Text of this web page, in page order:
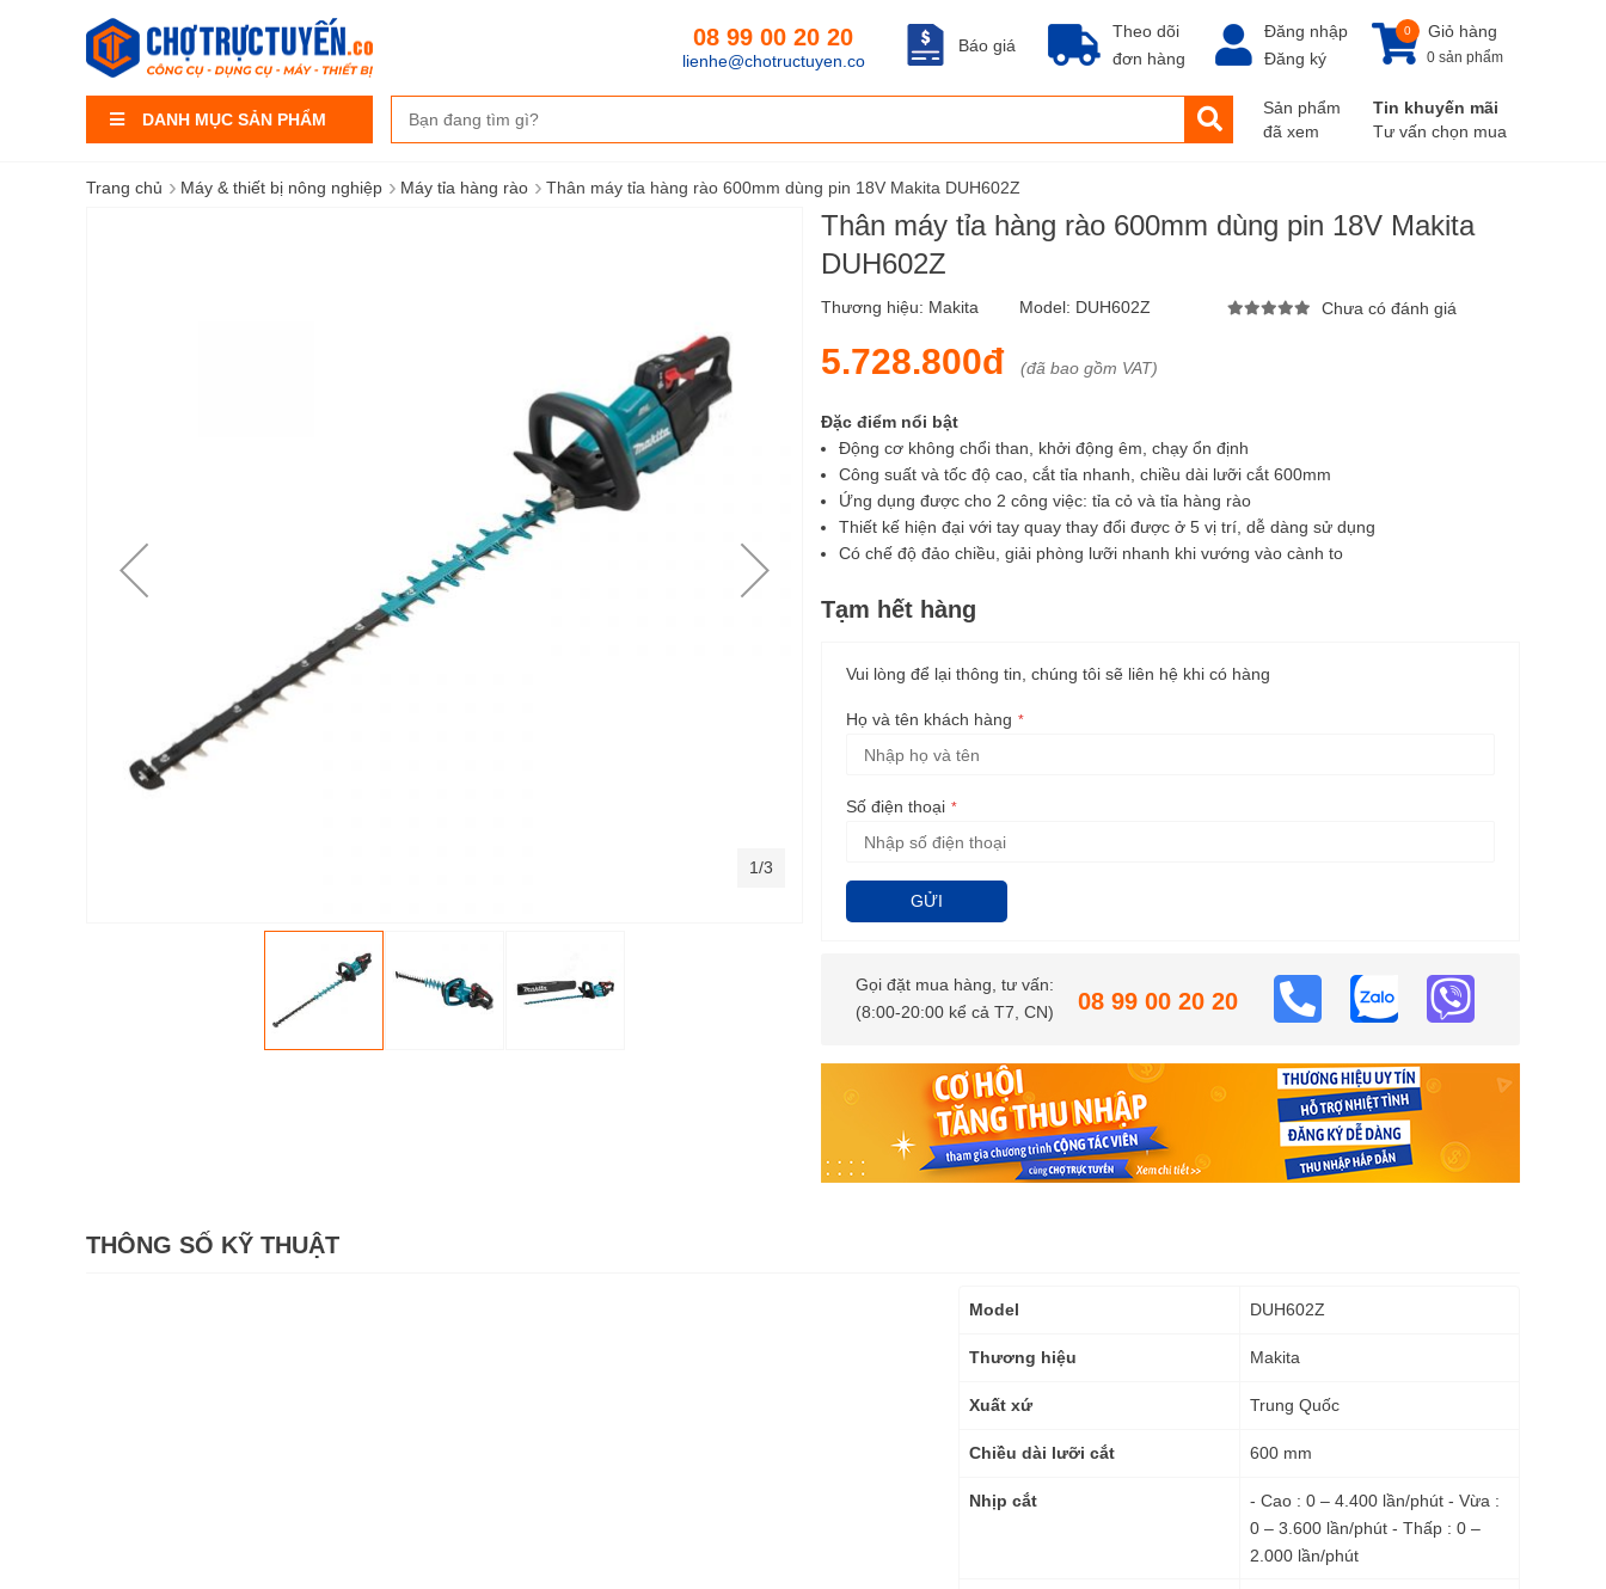
DANH MỤC SẢN PHẨM
Theo dõi
đơn hàng
Báo giá
08 99 00 20 20
lienhe@chotructuyen.co
Đăng nhập
Đăng ký
Giỏ hàng
0
0 sản phẩm
Sản phẩm
đã xem
Tin khuyến mãi
Tư vấn chọn mua
Trang chủ › Máy & thiết bị nông nghiệp › Máy tỉa hàng rào › Thân máy tỉa hàng rào 600mm dùng pin 18V Makita DUH602Z
Thân máy tỉa hàng rào 600mm dùng pin 18V Makita
DUH602Z
Thương hiệu: Makita Model: DUH602Z Chưa có đánh giá
5.728.800đ (đã bao gồm VAT)
Đặc điểm nổi bật
Động cơ không chổi than, khởi động êm, chạy ổn định
Công suất và tốc độ cao, cắt tỉa nhanh, chiều dài lưỡi cắt 600mm
Ứng dụng được cho 2 công việc: tỉa cỏ và tỉa hàng rào
Thiết kế hiện đại với tay quay thay đổi được ở 5 vị trí, dễ dàng sử dụng
Có chế độ đảo chiều, giải phòng lưỡi nhanh khi vướng vào cành to
Tạm hết hàng
Vui lòng để lại thông tin, chúng tôi sẽ liên hệ khi có hàng
Họ và tên khách hàng
Số điện thoại
GỬI
Gọi đặt mua hàng, tư vấn:
(8:00-20:00 kể cả T7, CN)
08 99 00 20 20
1/3
THÔNG SỐ KỸ THUẬT
Thông
kỹ
Model DUH602Z
Thương hiệu Makita
Xuất xứ Trung Quốc
Chiều dài lưỡi cắt 600 mm
Nhịp cắt
- Cao : 0 – 4.400 lần/phút - Vừa :
0 – 3.600 lần/phút - Thấp : 0 –
2.000 lần/phút